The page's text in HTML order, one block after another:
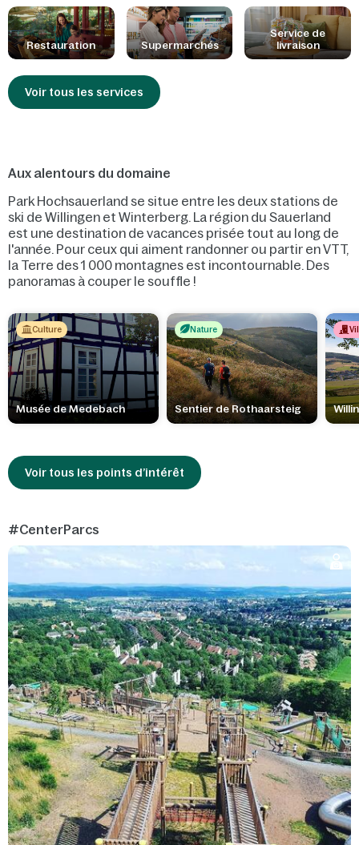
pizza ou le petit déjeuner !
Restauration Supermarchés
Service de
livraison
Voir tous les services
Aux alentours du domaine
Park Hochsauerland se situe entre les deux stations de
ski de Willingen et Winterberg. La région du Sauerland
est une destination de vacances prisée tout au long de
l'année. Pour ceux qui aiment randonner ou partir en VTT,
la Terre des 1 000 montagnes est incontournable. Des
panoramas à couper le souffle !
Culture
Musée de Medebach
Nature
Sentier de Rothaarsteig
Voir tous les points d’intérêt
#CenterParcs